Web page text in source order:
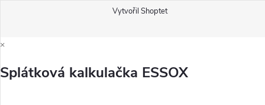
Vytvořil Shoptet
×
Splátková kalkulačka ESSOX